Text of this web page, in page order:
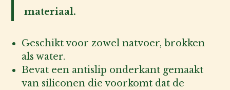
materiaal.
Geschikt voor zowel natvoer, brokken
als water.
Bevat een antislip onderkant gemaakt
van siliconen die voorkomt dat de